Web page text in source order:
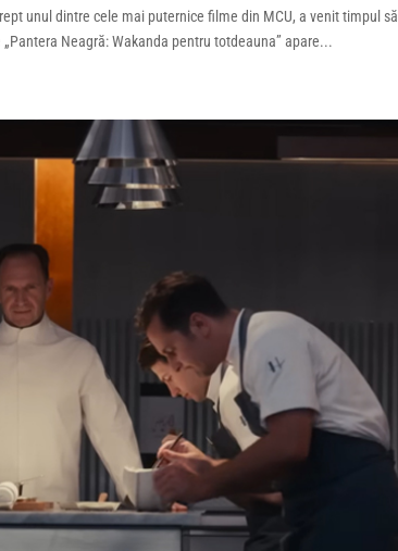
unul dintre cele mai puternice filme din MCU, a venit timpul să
Neagră: Wakanda pentru totdeauna” apare...